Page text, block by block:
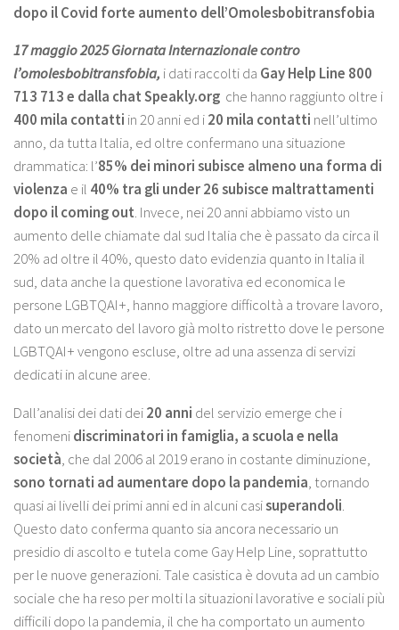
dopo il Covid forte aumento dell’Omolesbobitransfobia
17 maggio 2025 Giornata Internazionale contro
l’omolesbobitransfobia, i dati raccolti da Gay Help Line 800
713 713e dalla chat Speakly.org che hanno raggiunto oltre i
400 mila contatti in 20 anni ed i20 mila contatti nell’ultimo
anno, da tutta Italia, ed oltre confermano una situazione
drammatica: l’85% dei minori subisce almeno una forma di
violenza e il 40% tra gli under 26 subisce maltrattamenti
dopo il coming out. Invece, nei 20 anni abbiamo visto un
aumento delle chiamate dal sud Italia che è passato da circa il
20% ad oltre il 40%, questo dato evidenzia quanto in Italia il
sud, data anche la questione lavorativa ed economica le
persone LGBTQAI+, hanno maggiore difficoltà a trovare lavoro,
dato un mercato del lavoro già molto ristretto dove le persone
LGBTQAI+ vengono escluse, oltre ad una assenza di servizi
dedicati in alcune aree.
Dall’analisi dei dati dei20 anni del servizio emerge che i
fenomenidiscriminatori in famiglia, a scuola e nella
società, che dal 2006 al 2019 erano in costante diminuzione,
sono tornati ad aumentare dopo la pandemia, tornando
quasi ai livelli dei primi anni ed in alcuni casisuperandoli.
Questo dato conferma quanto sia ancora necessario un
presidio di ascolto e tutela come Gay Help Line, soprattutto
per le nuove generazioni. Tale casistica è dovuta ad un cambio
sociale che ha reso per molti la situazioni lavorative e sociali più
difficili dopo la pandemia, il che ha comportato un aumento